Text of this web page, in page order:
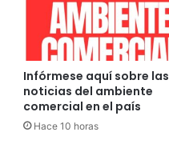
Infórmese aquí sobre las
noticias del ambiente
comercial en el país
Hace 10 horas